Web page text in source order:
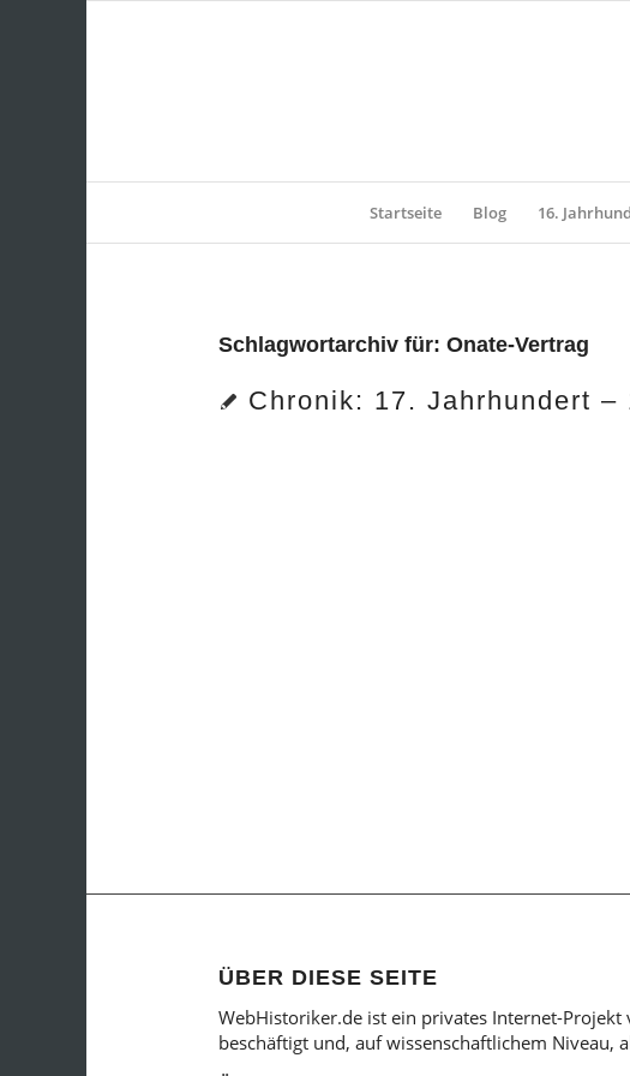
Startseite Blog 16.
Schlagwortarchiv für: Onate-Vertrag
Chronik: 17. Jahrhundert –
ÜBER DIESE SEITE
WebHistoriker.de ist ein privates Internet-
beschäftigt und, auf wissenschaftlichem Niveau,